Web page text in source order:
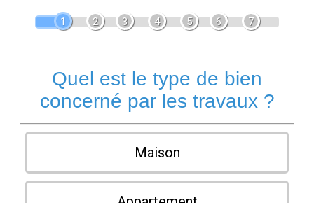
1 2 3 4 5 6 7
Quel est le type de bien
concerné par les travaux ?
Maison